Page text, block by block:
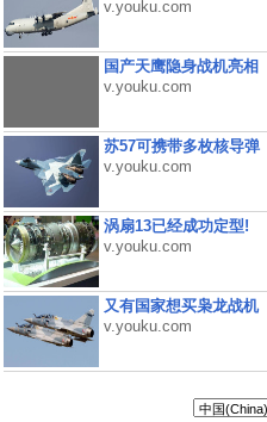
v.youku.com
国产天鹰隐身战机亮相
v.youku.com
苏57可携带多枚核导弹
v.youku.com
涡扇13已经成功定型!
v.youku.com
又有国家想买枭龙战机
v.youku.com